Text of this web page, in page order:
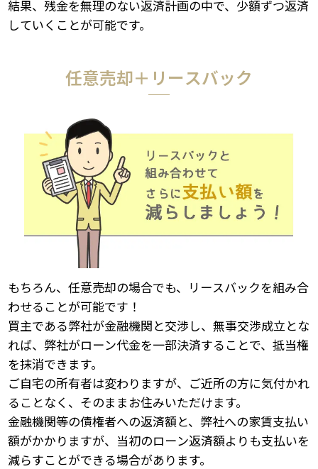
結果、残金を無理のない返済計画の中で、少額ずつ返済
していくことが可能です。
任意売却＋リースバック
もちろん、任意売却の場合でも、リースバックを組み合
わせることが可能です！
買主である弊社が金融機関と交渉し、無事交渉成立とな
れば、弊社がローン代金を一部決済することで、抵当権
を抹消できます。
ご自宅の所有者は変わりますが、ご近所の方に気付かれ
ることなく、そのままお住みいただけます。
金融機関等の債権者への返済額と、弊社への家賃支払い
額がかかりますが、当初のローン返済額よりも支払いを
減らすことができる場合があります。